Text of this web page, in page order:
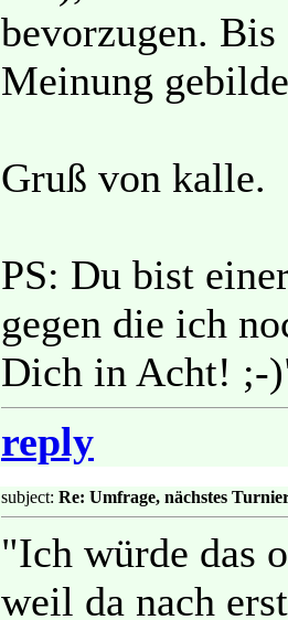
bevorzugen.
Meinung
Gruß von kalle.
PS: Du bist
gegen die ich
Dich in Acht! ;-
reply
subject: Re: Umfrage, nächstes
"Ich würde das
weil da nach